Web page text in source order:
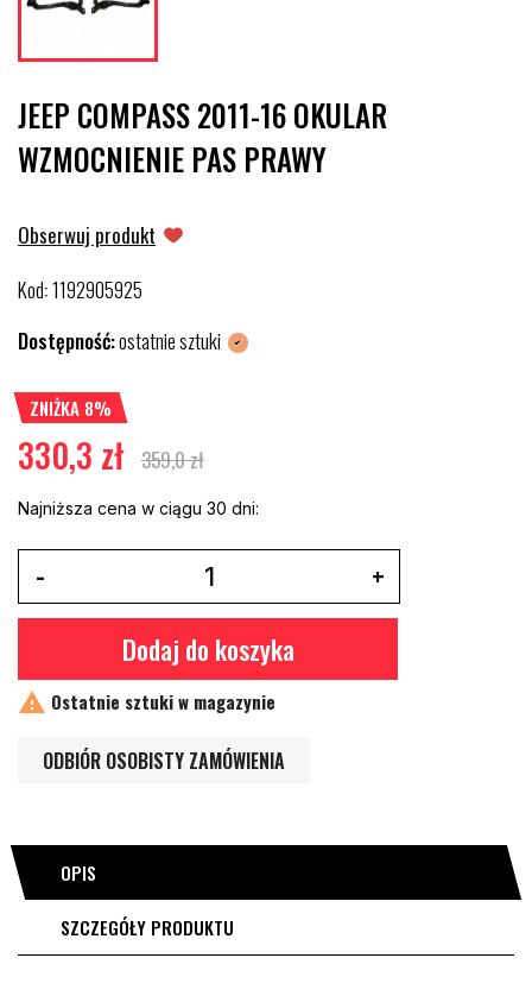
JEEP COMPASS 2011-16 OKULAR
WZMOCNIENIE PAS PRAWY
Obserwuj produkt
Kod:1192905925
Dostępność:ostatnie sztuki
ZNIŻKA 8%
330,3 zł 359,0 zł
Najniższa cena w ciągu 30 dni:
Dodaj do koszyka
 Ostatnie sztuki w magazynie
ODBIÓR OSOBISTY ZAMÓWIENIA
OPIS
SZCZEGÓŁY PRODUKTU